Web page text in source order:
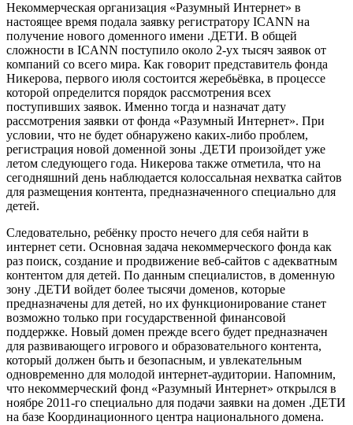
Некоммерческая организация «Разумный Интернет» в
настоящее время подала заявку регистратору ICANN на
получение нового доменного имени .ДЕТИ. В общей
сложности в ICANN поступило около 2-ух тысяч заявок от
компаний со всего мира. Как говорит представитель фонда
Никерова, первого июля состоится жеребьёвка, в процессе
которой определится порядок рассмотрения всех
поступивших заявок. Именно тогда и назначат дату
рассмотрения заявки от фонда «Разумный Интернет». При
условии, что не будет обнаружено каких-либо проблем,
регистрация новой доменной зоны .ДЕТИ произойдет уже
летом следующего года. Никерова также отметила, что на
сегодняшний день наблюдается колоссальная нехватка сайтов
для размещения контента, предназначенного специально для
детей.
Следовательно, ребёнку просто нечего для себя найти в
интернет сети. Основная задача некоммерческого фонда как
раз поиск, создание и продвижение веб-сайтов с адекватным
контентом для детей. По данным специалистов, в доменную
зону .ДЕТИ войдет более тысячи доменов, которые
предназначены для детей, но их функционирование станет
возможно только при государственной финансовой
поддержке. Новый домен прежде всего будет предназначен
для развивающего игрового и образовательного контента,
который должен быть и безопасным, и увлекательным
одновременно для молодой интернет-аудитории. Напомним,
что некоммерческий фонд «Разумный Интернет» открылся в
ноябре 2011-го специально для подачи заявки на домен .ДЕТИ
на базе Координационного центра национального домена.